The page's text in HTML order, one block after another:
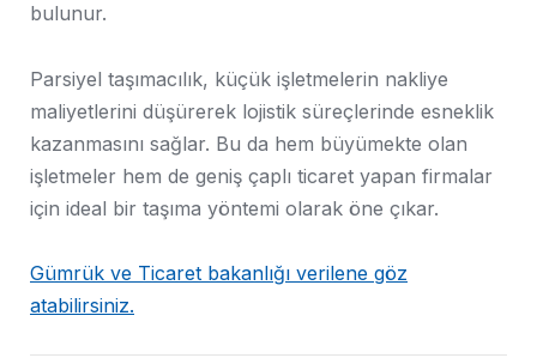
bulunur.
Parsiyel taşımacılık, küçük işletmelerin nakliye
maliyetlerini düşürerek lojistik süreçlerinde esneklik
kazanmasını sağlar. Bu da hem büyümekte olan
işletmeler hem de geniş çaplı ticaret yapan firmalar
için ideal bir taşıma yöntemi olarak öne çıkar.
Gümrük ve Ticaret bakanlığı verilene göz
atabilirsiniz.